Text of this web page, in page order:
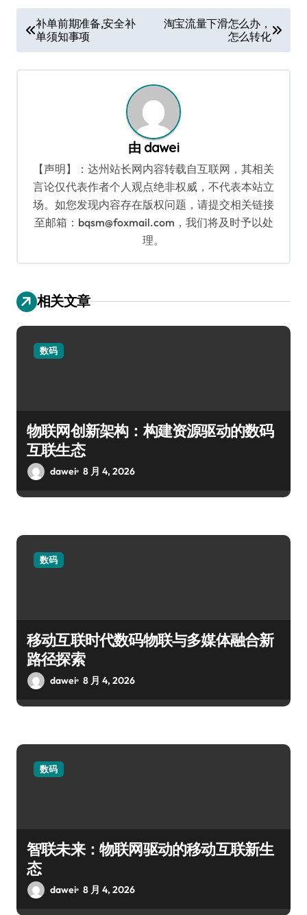
章
导
补单前期准备,安全补
单须知事项
淘宝流量下滑怎么办，
怎么转化
由 dawei
【声明】：达州站长网内容转载自互联网，其相关
言论仅代表作者个人观点绝非权威，不代表本站立
场。如您发现内容存在版权问题，请提交相关链接
至邮箱：bqsm@foxmail.com，我们将及时予以处
理。
相关文章
数码
物联网创新架构：构建资源驱动的数码
互联生态
dawei 8 月 4, 2026
数码
移动互联时代数码物联与多媒体融合新
路径探索
dawei 8 月 4, 2026
数码
智联未来：物联网驱动的移动互联新生
态
dawei 8 月 4, 2026